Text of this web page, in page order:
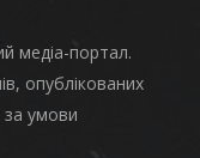
медіа-портал.
опублікованих
умови